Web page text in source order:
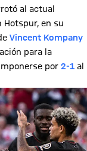
al actual
Hotspur, en su
Vincent Kompany
para la
por 2-1 al